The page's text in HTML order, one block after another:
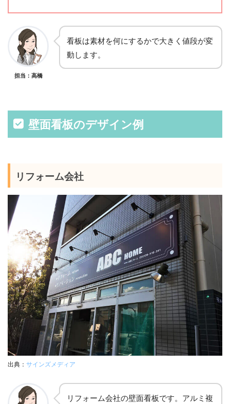
担当：高橋
看板は素材を何にするかで大きく値段が変
動します。
壁面看板のデザイン例
リフォーム会社
出典： サインズメディア
リフォーム会社の壁面看板です。アルミ複